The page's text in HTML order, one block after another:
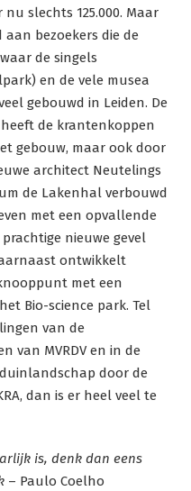
slechts 125.000. Maar
bezoekers die de
de singels
en de vele musea
gebouwd in Leiden. De
de krantenkoppen
gebouw, maar ook door
architect Neutelings
de Lakenhal verbouwd
met een opvallende
nieuwe gevel
ontwikkelt
met een
Bio-science park. Tel
van de
van MVRDV en in de
door de
dan is er heel veel te
is, denk dan eens
– Paulo Coelho